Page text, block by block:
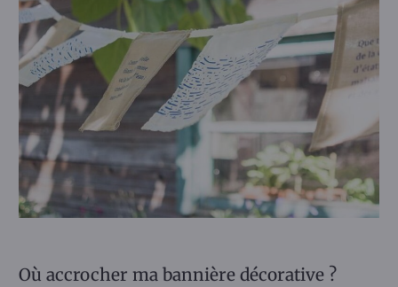
Où accrocher ma bannière décorative ?